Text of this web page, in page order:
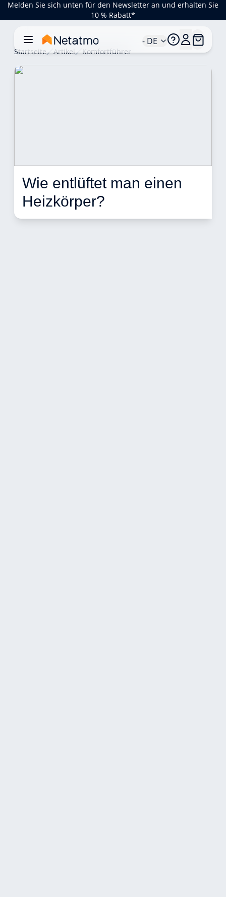
Melden Sie sich unten für den Newsletter an und erhalten Sie
10 % Rabatt*
- DE
Startseite Artikel Komfortführer
Wie entlüftet man einen
Heizkörper?